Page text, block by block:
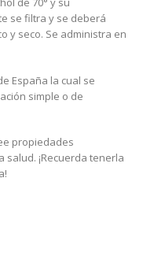
se filtra y se deberá
y seco. Se administra en
España la cual se
simple o de
propiedades
¡Recuerda tenerla